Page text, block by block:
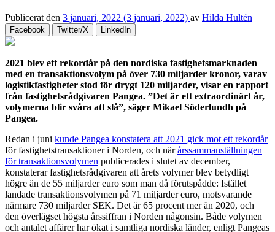
Publicerat den 3 januari, 2022 (3 januari, 2022) av Hilda Hultén
Facebook Twitter/X LinkedIn
2021 blev ett rekordår på den nordiska fastighetsmarknaden
med en transaktionsvolym på över 730 miljarder kronor, varav
logistikfastigheter stod för drygt 120 miljarder, visar en rapport
från fastighetsrådgivaren Pangea. ”Det är ett extraordinärt år,
volymerna blir svåra att slå”, säger Mikael Söderlundh på
Pangea.
Redan i juni kunde Pangea konstatera att 2021 gick mot ett rekordår
för fastighetstransaktioner i Norden, och närårssammanställningen
för transaktionsvolymen publicerades i slutet av december,
konstaterar fastighetsrådgivaren att årets volymer blev betydligt
högre än de 55 miljarder euro som man då förutspådde: Istället
landade transaktionsvolymen på 71 miljarder euro, motsvarande
närmare 730 miljarder SEK. Det är 65 procent mer än 2020, och
den överlägset högsta årssiffran i Norden någonsin. Både volymen
och antalet affärer har ökat i samtliga nordiska länder, enligt Pangeas